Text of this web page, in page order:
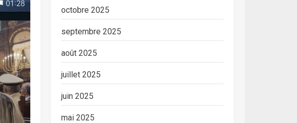
octobre 2025
septembre 2025
août 2025
juillet 2025
juin 2025
mai 2025